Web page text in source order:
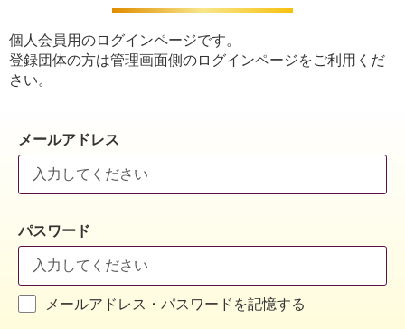
個人会員用のログインページです。
登録団体の方は管理画面側のログインページをご利用くだ
さい。
メールアドレス
パスワード
メールアドレス・パスワードを記憶する